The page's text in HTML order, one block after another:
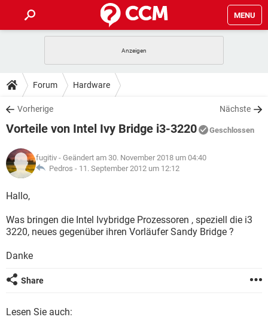
MENU
ANDROID
WINDOWS 10
WHATSAPP TIKTOK
FACEBOOK
TIPPS & TRICKS
SPIELE
WHATSAPP TIKTOK
FACEBOOK
DOWNLOADS
SPIELE STREAMING
ANDROID
WINDOWS 10 INSTAGRAM
WHATSAPP
SPIELE STREAMING
ANDROID
WINDOWS 10
WHATSAPP TIKTOK
LEXIKON
SPIELE
WINDOWS 10 INSTAGRAM
WHATSAPP
FACEBOOK
Forum Hardware
Vorherige Nächste
Vorteile von Intel Ivy Bridge i3-3220 Geschlossen
fugitiv - Geändert am 30. November 2018 um 04:40
Pedros - 11. September 2012 um 12:12
Hallo,
Was bringen die Intel Ivybridge Prozessoren , speziell die i3
3220, neues gegenüber ihren Vorläufer Sandy Bridge ?
Danke
Share
Lesen Sie auch: